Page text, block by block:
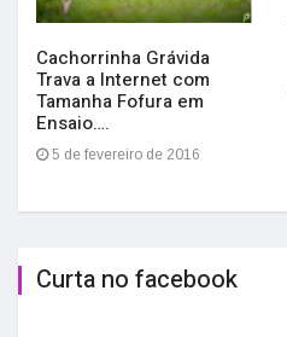
Cachorrinha Grávida
Trava a Internet com
Tamanha Fofura em
Ensaio….
5 de fevereiro de 2016
Curta no facebook